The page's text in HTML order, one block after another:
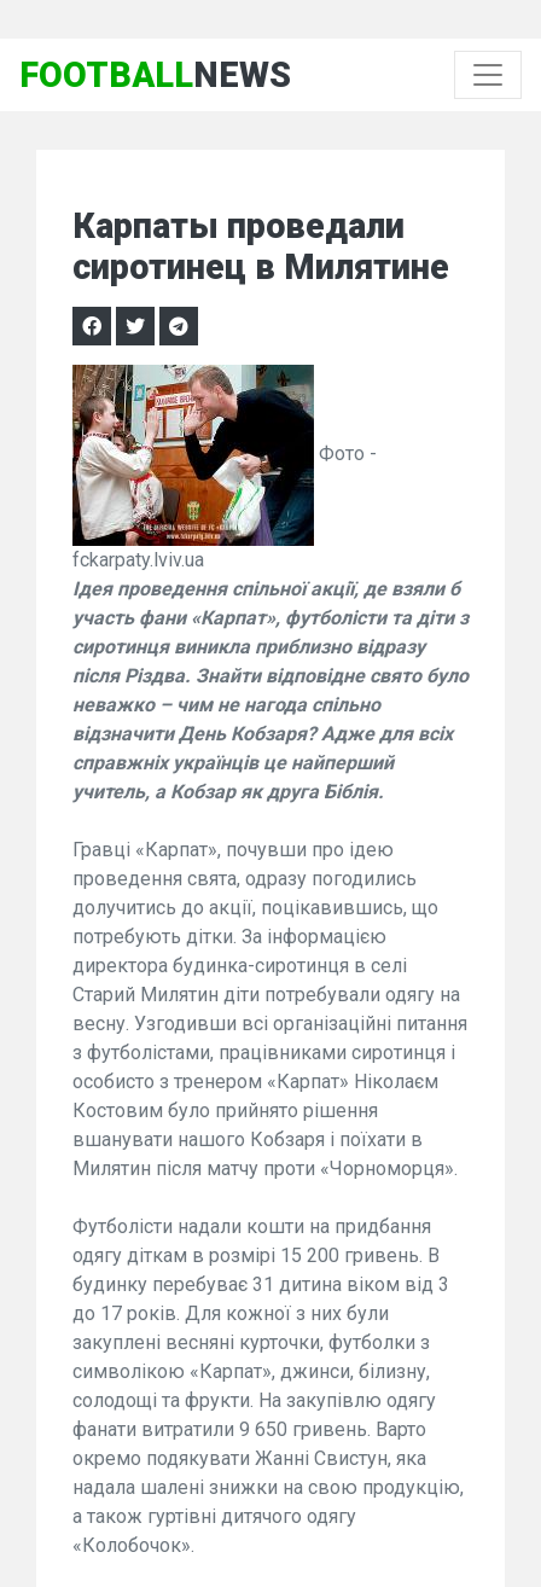
FOOTBALLNEWS
Карпаты проведали
сиротинец в Милятине
Фото -
fckarpaty.lviv.ua
Ідея проведення спільної акції, де взяли б
участь фани «Карпат», футболісти та діти з
сиротинця виникла приблизно відразу
після Різдва. Знайти відповідне свято було
неважко – чим не нагода спільно
відзначити День Кобзаря? Адже для всіх
справжніх українців це найперший
учитель, а Кобзар як друга Біблія.
Гравці «Карпат», почувши про ідею
проведення свята, одразу погодились
долучитись до акції, поцікавившись, що
потребують дітки. За інформацією
директора будинка-сиротинця в селі
Старий Милятин діти потребували одягу на
весну. Узгодивши всі організаційні питання
з футболістами, працівниками сиротинця і
особисто з тренером «Карпат» Ніколаєм
Костовим було прийнято рішення
вшанувати нашого Кобзаря і поїхати в
Милятин після матчу проти «Чорноморця».
Футболісти надали кошти на придбання
одягу діткам в розмірі 15 200 гривень. В
будинку перебуває 31 дитина віком від 3
до 17 років. Для кожної з них були
закуплені весняні курточки, футболки з
символікою «Карпат», джинси, білизну,
солодощі та фрукти. На закупівлю одягу
фанати витратили 9 650 гривень. Варто
окремо подякувати Жанні Свистун, яка
надала шалені знижки на свою продукцію,
а також гуртівні дитячого одягу
«Колобочок».